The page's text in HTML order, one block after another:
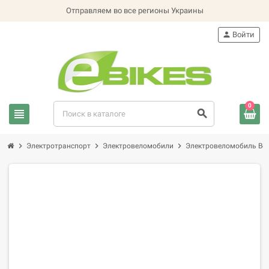
Отправляем во все регионы Украины
view_headline search
person Войти
0
chevron_right Электротранспорт chevron_right Электровеломобили chevron_right Электровеломобиль